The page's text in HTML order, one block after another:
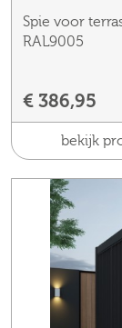
Spie voor
RAL9005
€ 386,95
bekijk